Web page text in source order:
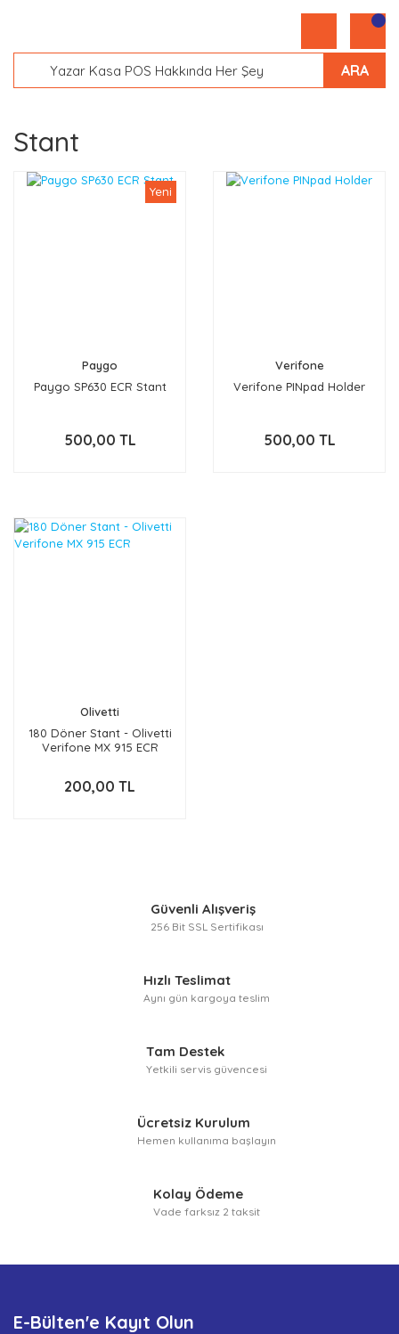
ARA
Stant
Yeni
Paygo
Paygo SP630 ECR Stant
500,00 TL
Verifone
Verifone PINpad Holder
500,00 TL
Olivetti
180 Döner Stant - Olivetti
Verifone MX 915 ECR
200,00 TL
Güvenli Alışveriş
256 Bit SSL Sertifikası
Hızlı Teslimat
Aynı gün kargoya teslim
Tam Destek
Yetkili servis güvencesi
Ücretsiz Kurulum
Hemen kullanıma başlayın
Kolay Ödeme
Vade farksız 2 taksit
E-Bülten'e Kayıt Olun